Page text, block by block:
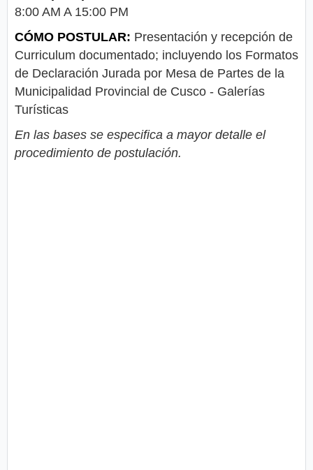
8:00 AM A 15:00 PM
CÓMO POSTULAR: Presentación y recepción de
Curriculum documentado; incluyendo los Formatos
de Declaración Jurada por Mesa de Partes de la
Municipalidad Provincial de Cusco - Galerías
Turísticas
En las bases se especifica a mayor detalle el
procedimiento de postulación.